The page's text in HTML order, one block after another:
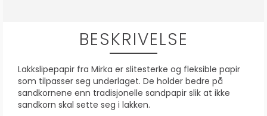
BESKRIVELSE
Lakkslipepapir fra Mirka er slitesterke og fleksible papir
som tilpasser seg underlaget. De holder bedre på
sandkornene enn tradisjonelle sandpapir slik at ikke
sandkorn skal sette seg i lakken.